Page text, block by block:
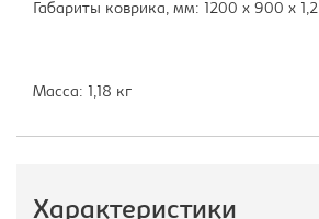
Габариты коврика, мм: 1200 х 900 х 1,2
Масса: 1,18 кг
Характеристики